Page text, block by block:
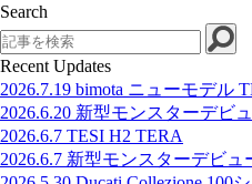
Search
Search
Recent Updates
2026.7.19 bimota ニューモデル
2026.6.20 新型モンスターデビ
2026.6.7 TESI H2 TERA
2026.6.7 新型モンスターデビュ